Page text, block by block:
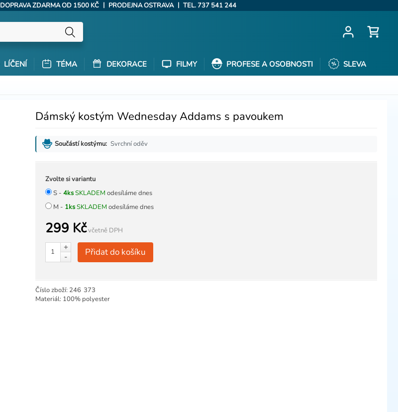
DOPRAVA ZDARMA OD 1500 KČ | PRODEJNA OSTRAVA | TEL. 737 541 244
LÍČENÍ TÉMA DEKORACE FILMY PROFESE A OSOBNOSTI SLEVA
Dámský kostým Wednesday Addams s pavoukem
Součástí kostýmu: Svrchní oděv
Zvolte si variantu
S -4ksSKLADEM odesíláme dnes
M - 1ksSKLADEM odesíláme dnes
299 Kčvčetně DPH
+
-
Přidat do košíku
Číslo zboží: 246 373
Materiál: 100% polyester